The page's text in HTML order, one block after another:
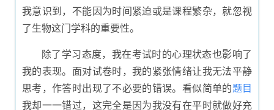
我意识到，不能因为时间紧迫或是课程繁杂，就忽视
了生物这门学科的重要性。
除了学习态度，我在考试时的心理状态也影响了
我的表现。面对试卷时，我的紧张情绪让我无法平静
思考，作答时出现了不必要的错误。看似简单的题目
我却一一错过，这完全是因为我没有在平时就做好充